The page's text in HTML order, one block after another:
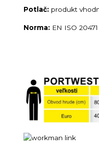
Potlač: produkt
Norma: EN ISO